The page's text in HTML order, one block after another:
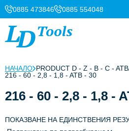
0885 473846 0885 554048
НАЧАЛО PRODUCT D - Z - B - C -
216 - 60 - 2,8 - 1,8 - ATB - 30
216 - 60 - 2,8 - 1,8 -
ПОКАЗВАНЕ НА ЕДИНСТВЕНИЯ